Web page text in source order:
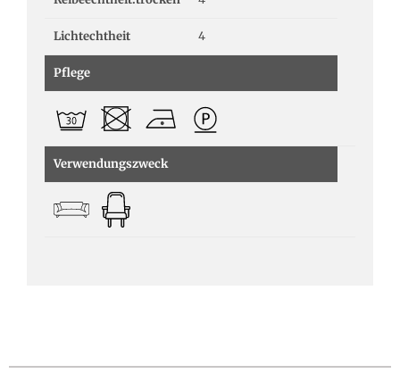
Lichtechtheit 4
Pflege
Verwendungszweck